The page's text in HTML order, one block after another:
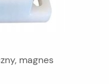
magnes